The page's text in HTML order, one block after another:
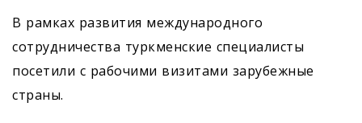
В рамках развития международного
сотрудничества туркменские специалисты
посетили с рабочими визитами зарубежные
страны.